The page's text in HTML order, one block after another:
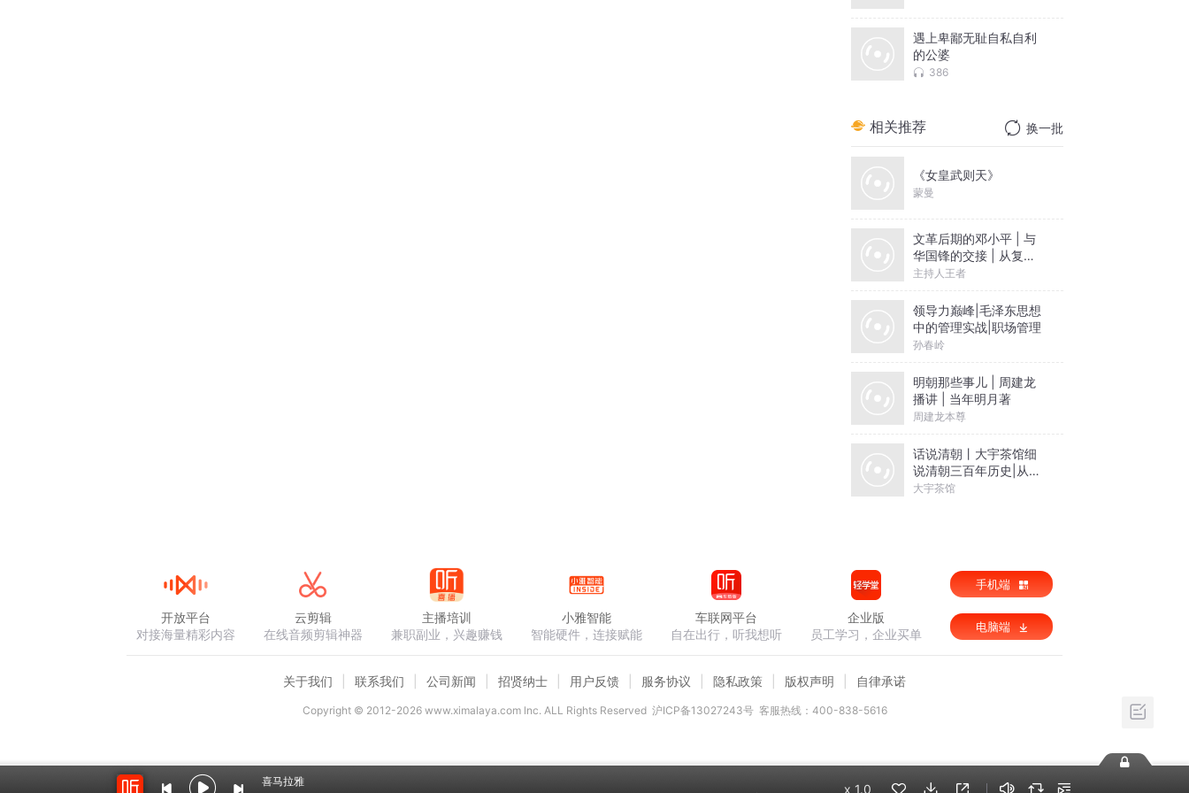
遇上卑鄙无耻自私自利
的公婆
386
相关推荐 换一批
《女皇武则天》
蒙曼
文革后期的邓小平 | 与
华国锋的交接 | 从复出
到成为领导核心|毛泽东
主持人王者
领导力巅峰|毛泽东思想
中的管理实战|职场管理
孙春岭
明朝那些事儿 | 周建龙
播讲 | 当年明月著
周建龙本尊
话说清朝丨大宇茶馆细
说清朝三百年历史|从努
尔哈赤到末代皇帝溥仪|
大宇茶馆
喜马拉雅
x 1.0
开放平台
对接海量精彩内容
云剪辑
在线音频剪辑神器
主播培训
兼职副业，兴趣赚钱
小雅智能
智能硬件，连接赋能
车联网平台
自在出行，听我想听
企业版
员工学习，企业买单
手机端
电脑端
关于我们 联系我们 公司新闻 招贤纳士 用户反馈 服务协议 隐私政策 版权声明 自律承诺
Copyright © 2012-2026www.ximalaya.com lnc. ALL Rights Reserved 沪ICP备13027243号 客服热线：400-838-5616